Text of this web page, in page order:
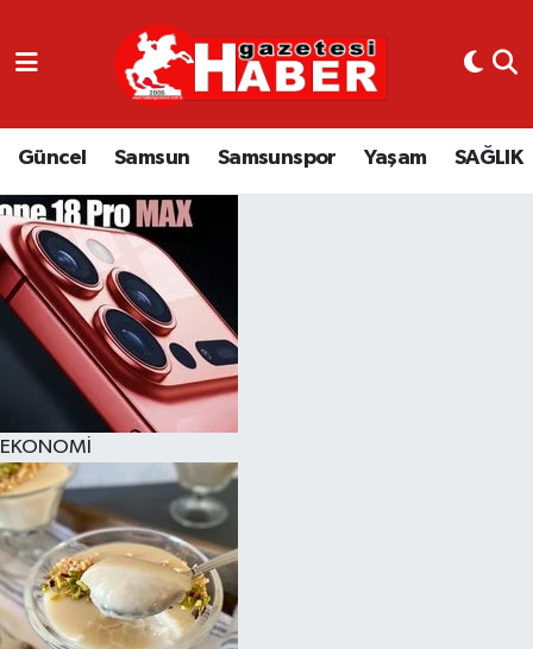
Güncel Samsun Samsunspor Yaşam SAĞLIK
EKONOMİ
GÜNCEL
SAMSUN
SAMSUNSPOR
EKONOMİ
YAŞAM